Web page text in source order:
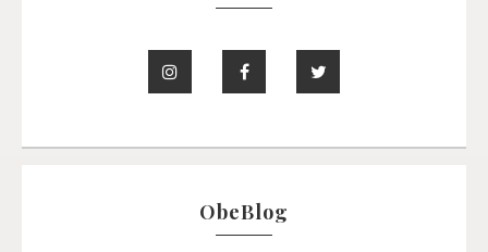
ObeBlog